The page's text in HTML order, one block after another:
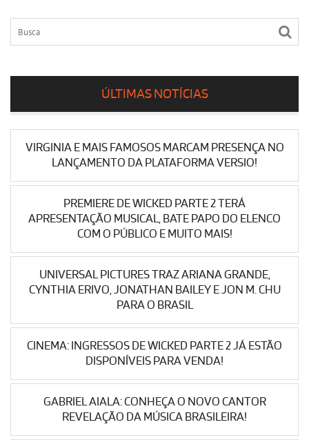
ÚLTIMAS NOTÍCIAS
VIRGINIA E MAIS FAMOSOS MARCAM PRESENÇA NO
LANÇAMENTO DA PLATAFORMA VERSIO!
PREMIERE DE WICKED PARTE 2 TERÁ
APRESENTAÇÃO MUSICAL, BATE PAPO DO ELENCO
COM O PÚBLICO E MUITO MAIS!
UNIVERSAL PICTURES TRAZ ARIANA GRANDE,
CYNTHIA ERIVO, JONATHAN BAILEY E JON M. CHU
PARA O BRASIL
CINEMA: INGRESSOS DE WICKED PARTE 2 JÁ ESTÃO
DISPONÍVEIS PARA VENDA!
GABRIEL AIALA: CONHEÇA O NOVO CANTOR
REVELAÇÃO DA MÚSICA BRASILEIRA!